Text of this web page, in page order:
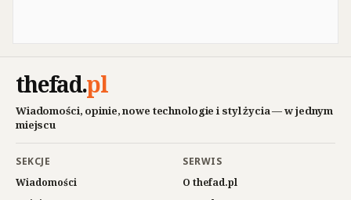
thefad.pl
Wiadomości, opinie, nowe technologie i styl życia — w jednym
miejscu
SEKCJE
Wiadomości
SERWIS
O thefad.pl